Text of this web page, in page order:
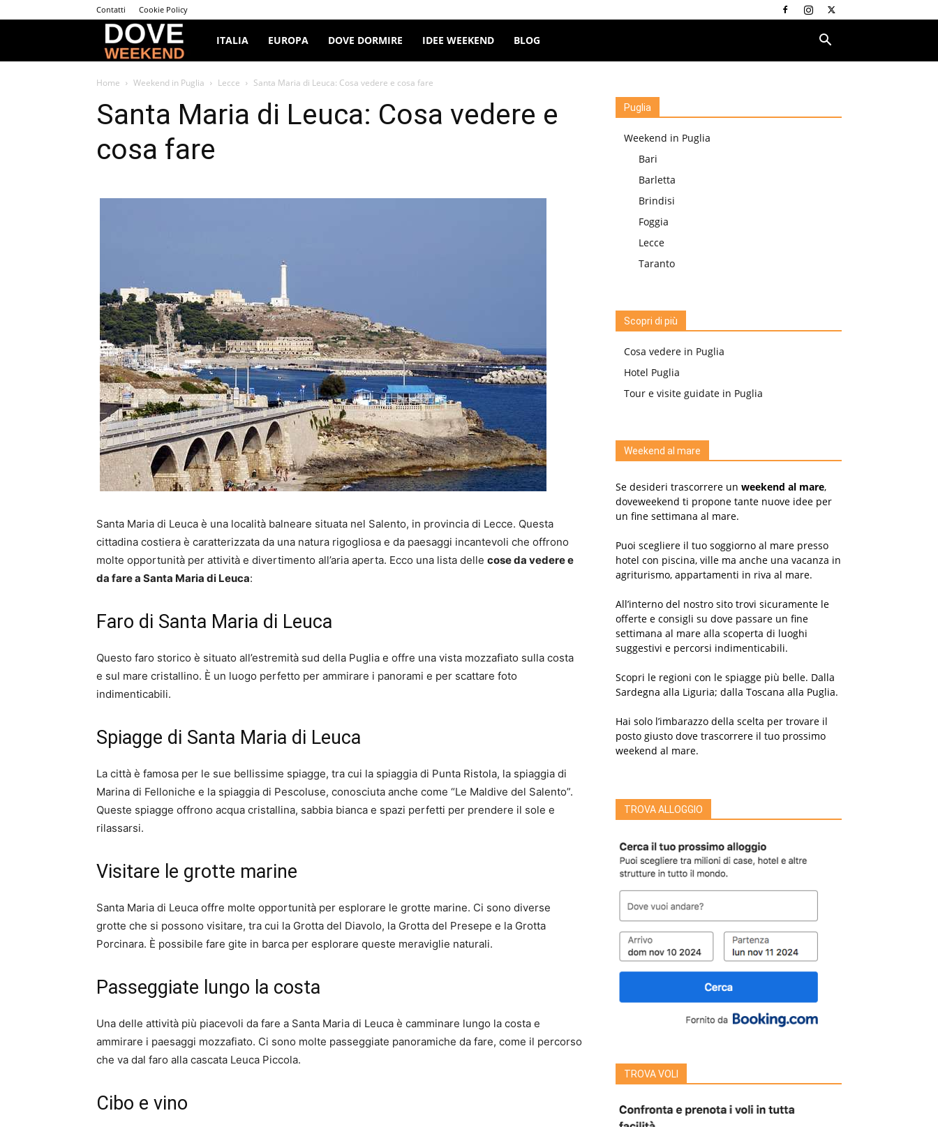
Contatti Cookie Policy
Dove
Weekend
ITALIA EUROPA DOVE DORMIRE IDEE WEEKEND BLOG
Home Weekend in Puglia Lecce Santa Maria di Leuca: Cosa vedere e cosa fare
Santa Maria di Leuca: Cosa vedere e
cosa fare
Santa Maria di Leuca è una località balneare situata nel Salento, in provincia di Lecce. Questa
cittadina costiera è caratterizzata da una natura rigogliosa e da paesaggi incantevoli che offrono
molte opportunità per attività e divertimento all’aria aperta. Ecco una lista delle cose da vedere e
da fare a Santa Maria di Leuca:
Faro di Santa Maria di Leuca
Questo faro storico è situato all’estremità sud della Puglia e offre una vista mozzafiato sulla costa
e sul mare cristallino. È un luogo perfetto per ammirare i panorami e per scattare foto
indimenticabili.
Spiagge di Santa Maria di Leuca
La città è famosa per le sue bellissime spiagge, tra cui la spiaggia di Punta Ristola, la spiaggia di
Marina di Felloniche e la spiaggia di Pescoluse, conosciuta anche come “Le Maldive del Salento”.
Queste spiagge offrono acqua cristallina, sabbia bianca e spazi perfetti per prendere il sole e
rilassarsi.
Visitare le grotte marine
Santa Maria di Leuca offre molte opportunità per esplorare le grotte marine. Ci sono diverse
grotte che si possono visitare, tra cui la Grotta del Diavolo, la Grotta del Presepe e la Grotta
Porcinara. È possibile fare gite in barca per esplorare queste meraviglie naturali.
Passeggiate lungo la costa
Una delle attività più piacevoli da fare a Santa Maria di Leuca è camminare lungo la costa e
ammirare i paesaggi mozzafiato. Ci sono molte passeggiate panoramiche da fare, come il percorso
che va dal faro alla cascata Leuca Piccola.
Cibo e vino
Puglia
Weekend in Puglia
Bari
Barletta
Brindisi
Foggia
Lecce
Taranto
Scopri di più
Cosa vedere in Puglia
Hotel Puglia
Tour e visite guidate in Puglia
Weekend al mare
Se desideri trascorrere un weekend al mare,
doveweekend ti propone tante nuove idee per
un fine settimana al mare.
Puoi scegliere il tuo soggiorno al mare presso
hotel con piscina, ville ma anche una vacanza in
agriturismo, appartamenti in riva al mare.
All’interno del nostro sito trovi sicuramente le
offerte e consigli su dove passare un fine
settimana al mare alla scoperta di luoghi
suggestivi e percorsi indimenticabili.
Scopri le regioni con le spiagge più belle. Dalla
Sardegna alla Liguria; dalla Toscana alla Puglia.
Hai solo l’imbarazzo della scelta per trovare il
posto giusto dove trascorrere il tuo prossimo
weekend al mare.
TROVA ALLOGGIO
TROVA VOLI